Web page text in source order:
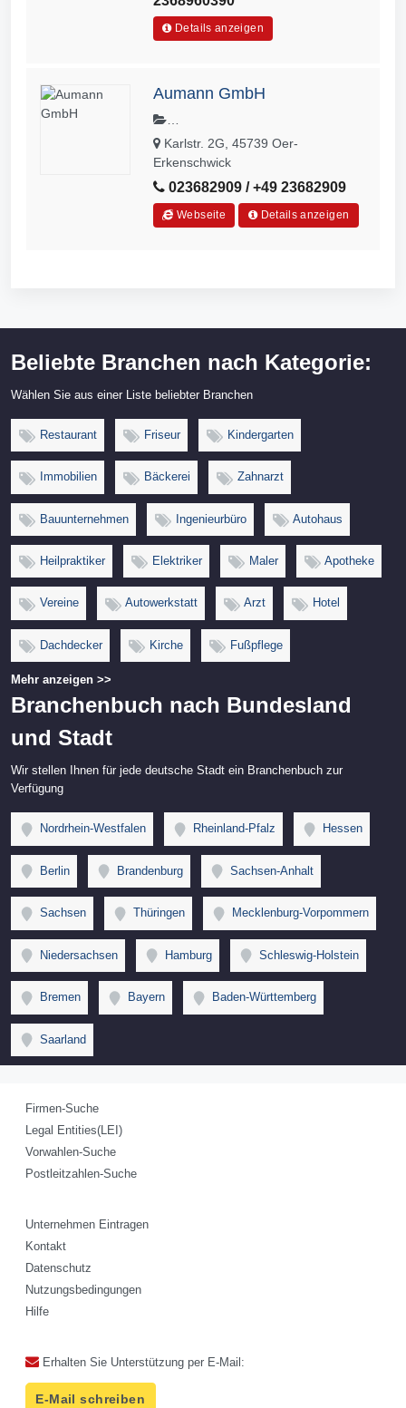
Details anzeigen
Aumann GmbH
Kühlmöbel,Kühlzellen,Wärmepumpen
,Belüftung,Elektro,Gebäudetechnik,K
chnik,Kaltwassersystem,Kaltwassersy
steme,Klima,Klimaanlage,Klimaanlag
Karlstr. 2G, 45739 Oer-
Erkenschwick
023682909 / +49 23682909
Webseite Details anzeigen
Beliebte Branchen nach Kategorie:
Wählen Sie aus einer Liste beliebter Branchen
Restaurant Friseur Kindergarten
Immobilien Bäckerei Zahnarzt
Bauunternehmen Ingenieurbüro Autohaus
Heilpraktiker Elektriker Maler Apotheke
Vereine Autowerkstatt Arzt Hotel
Dachdecker Kirche Fußpflege
Mehr anzeigen >>
Branchenbuch nach Bundesland
und Stadt
Wir stellen Ihnen für jede deutsche Stadt ein Branchenbuch zur
Verfügung
Nordrhein-Westfalen Rheinland-Pfalz Hessen
Berlin Brandenburg Sachsen-Anhalt
Sachsen Thüringen Mecklenburg-Vorpommern
Niedersachsen Hamburg Schleswig-Holstein
Bremen Bayern Baden-Württemberg
Saarland
Firmen-Suche
Legal Entities(LEI)
Vorwahlen-Suche
Postleitzahlen-Suche
Unternehmen Eintragen
Kontakt
Datenschutz
Nutzungsbedingungen
Hilfe
Erhalten Sie Unterstützung per E-Mail:
E-Mail schreiben